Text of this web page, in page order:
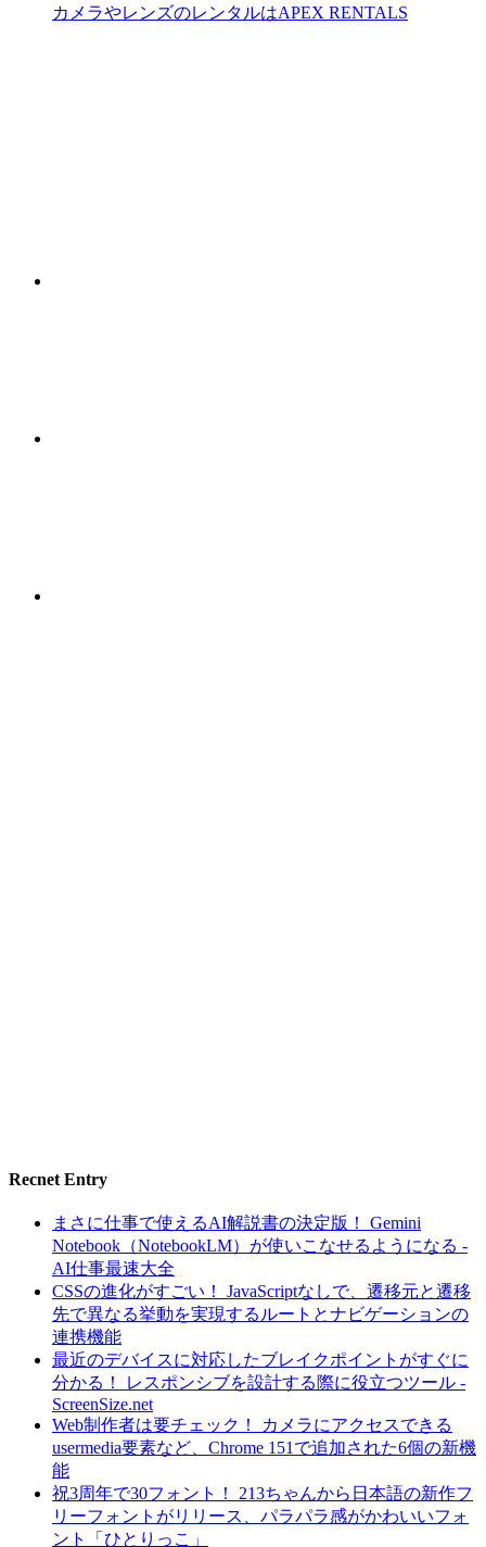
カメラやレンズのレンタルはAPEX RENTALS
Recnet Entry
まさに仕事で使えるAI解説書の決定版！ Gemini
Notebook（NotebookLM）が使いこなせるようになる -
AI仕事最速大全
CSSの進化がすごい！ JavaScriptなしで、遷移元と遷移
先で異なる挙動を実現するルートとナビゲーションの
連携機能
最近のデバイスに対応したブレイクポイントがすぐに
分かる！ レスポンシブを設計する際に役立つツール -
ScreenSize.net
Web制作者は要チェック！ カメラにアクセスできる
usermedia要素など、Chrome 151で追加された6個の新機
能
祝3周年で30フォント！ 213ちゃんから日本語の新作フ
リーフォントがリリース、パラパラ感がかわいいフォ
ント「ひとりっこ」